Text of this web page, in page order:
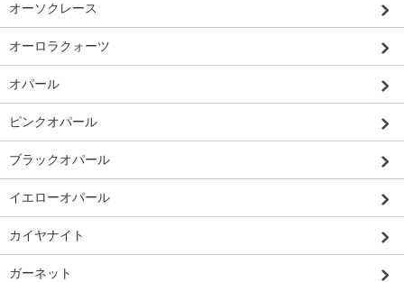
オーソクレース
オーロラクォーツ
オパール
ピンクオパール
ブラックオパール
イエローオパール
カイヤナイト
ガーネット